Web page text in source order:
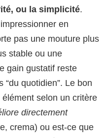
ou la simplicité.
en
pas une mouture plus
stable ou une
gain gustatif reste
quotidien”. Le bon
élément selon un critère
directement
crema) ou est-ce que